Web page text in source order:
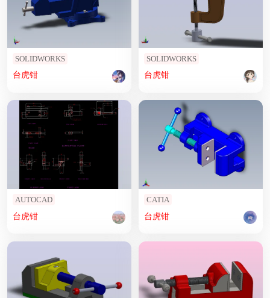
SOLIDWORKS
台虎钳
SOLIDWORKS
台虎钳
AUTOCAD
台虎钳
CATIA
台虎钳